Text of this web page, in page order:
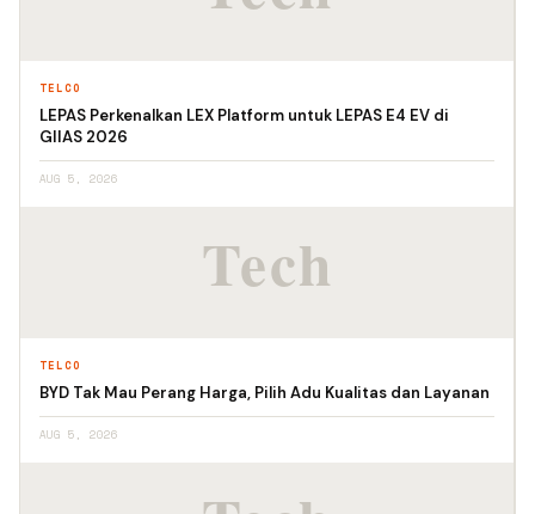
TELCO
LEPAS Perkenalkan LEX Platform untuk LEPAS E4 EV di
GIIAS 2026
AUG 5, 2026
TELCO
BYD Tak Mau Perang Harga, Pilih Adu Kualitas dan Layanan
AUG 5, 2026